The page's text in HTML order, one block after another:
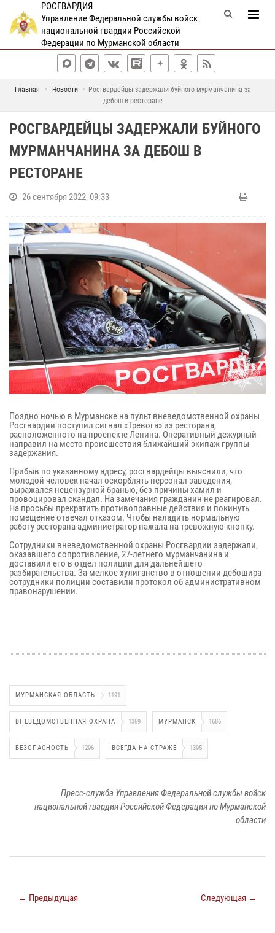
РОСГВАРДИЯ
Управление Федеральной службы войск
национальной гвардии Российской
Федерации по Мурманской области
Главная Новости
Росгвардейцы задержали буйного мурманчанина за
дебош в ресторане
РОСГВАРДЕЙЦЫ ЗАДЕРЖАЛИ БУЙНОГО
МУРМАНЧАНИНА ЗА ДЕБОШ В
РЕСТОРАНЕ
26 сентября 2022, 09:33
Поздно ночью в Мурманске на пульт вневедомственной охраны
Росгвардии поступил сигнал «Тревога» из ресторана,
расположенного на проспекте Ленина. Оперативный дежурный
направил на место происшествия ближайший экипаж группы
задержания.
Прибыв по указанному адресу, росгвардейцы выяснили, что
молодой человек начал оскорблять персонал заведения,
выражался нецензурной бранью, без причины хамил и
провоцировал скандал. На замечания гражданин не реагировал.
На просьбы прекратить противоправные действия и покинуть
помещение отвечал отказом. Чтобы наладить нормальную
работу ресторана администратор нажала на тревожную кнопку.
Сотрудники вневедомственной охраны Росгвардии задержали,
оказавшего сопротивление, 27-летнего мурманчанина и
доставили его в отдел полиции для дальнейшего
разбирательства. За мелкое хулиганство в отношении дебошира
сотрудники полиции составили протокол об административном
правонарушении.
МУРМАНСКАЯ ОБЛАСТЬ 1191
ВНЕВЕДОМСТВЕННАЯ ОХРАНА 1369 МУРМАНСК 1686
БЕЗОПАСНОСТЬ 1296 ВСЕГДА НА СТРАЖЕ 1395
Пресс-служба Управления Федеральной службы войск
национальной гвардии Российской Федерации по Мурманской
области
← Предыдущая Следующая →